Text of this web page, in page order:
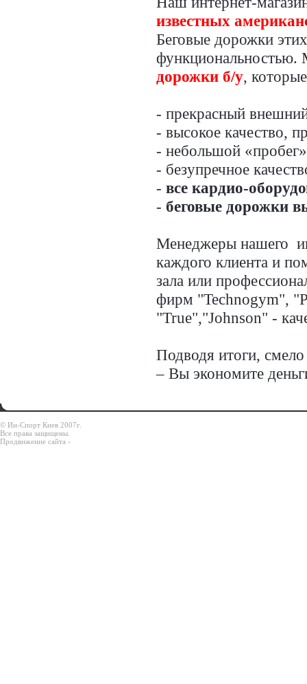
известных
Беговые дорожки
функциональностью.
дорожки б/у,
- прекрасный
- высокое качество,
- небольшой
- безупречное
- все кардио-
- беговые дорожки
Менеджеры нашего
каждого клиента и
зала или
фирм "Technogym",
"True","Johnson" -
Подводя итоги,
– Вы экономите
© Ин-Спорт Киев 2007г.
Все права защищены.
Продвижение сайта -